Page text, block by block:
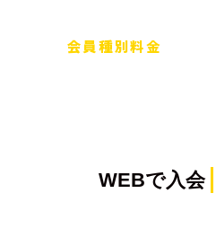
会員種別料金
WEBで入会